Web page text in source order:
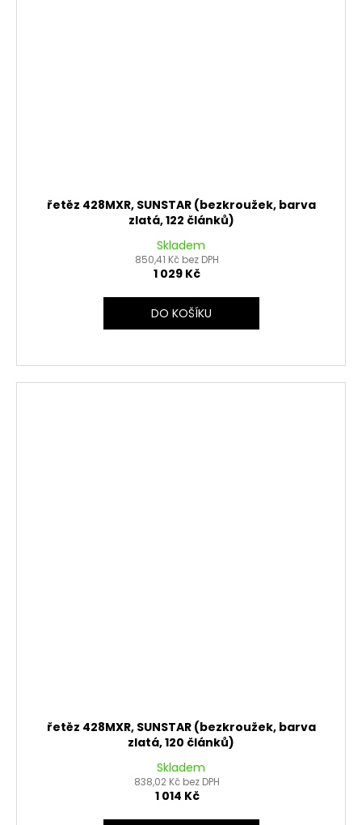
řetěz 428MXR, SUNSTAR (bezkroužek, barva
zlatá, 122 článků)
Skladem
850,41 Kč bez DPH
1 029 Kč
DO KOŠÍKU
řetěz 428MXR, SUNSTAR (bezkroužek, barva
zlatá, 120 článků)
Skladem
838,02 Kč bez DPH
1 014 Kč